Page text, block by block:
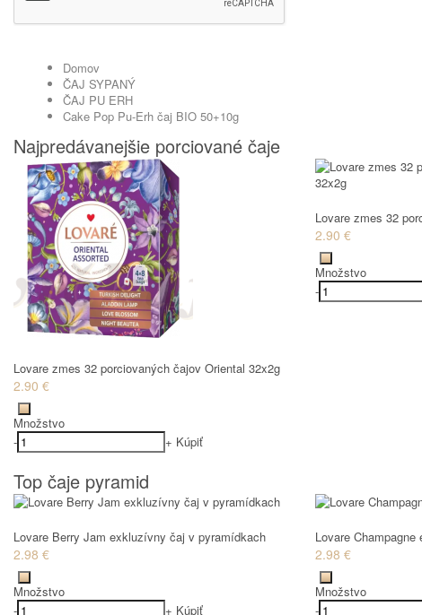
Domov
ČAJ SYPANÝ
ČAJ PU ERH
Cake Pop Pu-Erh čaj BIO 50+10g
Najpredávanejšie porciované čaje
Lovare zmes 32 porciovaných čajov Oriental 32x2g
2.90 €
Množstvo
-
+ Kúpiť
Lovare zmes 32
2.90 €
Množstvo
-
Top čaje pyramid
Lovare Berry Jam exkluzívny čaj v pyramídkach
2.98 €
Množstvo
-
+ Kúpiť
Lovare
2.98 €
Množstvo
-